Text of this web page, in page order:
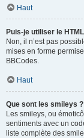
Haut
Puis-je utiliser le
Non, il n’est pas
mises en forme
BBCodes.
Haut
Que sont les smileys ?
Les smileys, ou
sentiments avec un
liste complète des